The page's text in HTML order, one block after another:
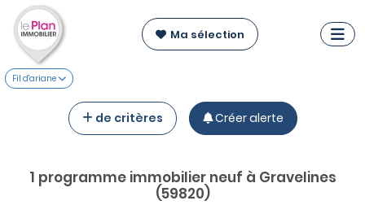
Ma sélection
Fil d'ariane
de critères Créer alerte
1 programme immobilier neuf à Gravelines
(59820)